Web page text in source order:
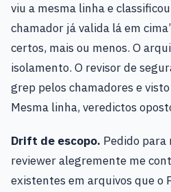
viu a mesma linha e
chamador já valida lá em
certos, mais ou menos. O
isolamento. O revisor de
grep pelos chamadores e
Mesma linha, veredictos
Drift de escopo. Pedido para
reviewer alegremente me
existentes em arquivos que o